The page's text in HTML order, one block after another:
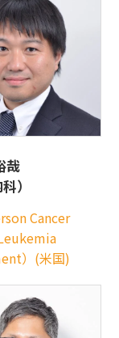
哉
）
Cancer
）(米国)